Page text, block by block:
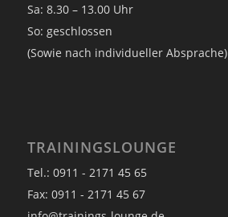
Sa: 8.30 – 13.00 Uhr
So: geschlossen
(Sowie nach individueller Absprache)
TRAININGSLOUNGE
Tel.: 0911 - 2171 45 65
Fax: 0911 - 2171 45 67